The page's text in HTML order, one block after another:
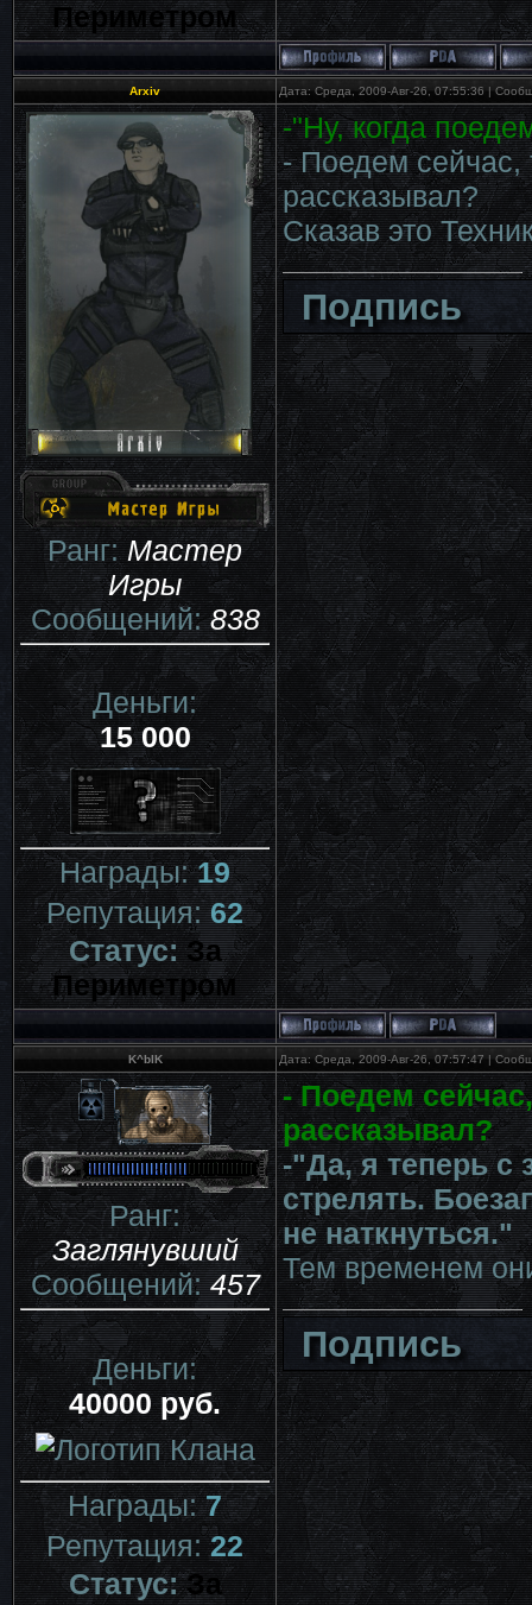
Периметром
Arxiv Дата: Среда, 2009-Авг-26, 07:55:36 |
Ранг:Мастер
Игры
Сообщений:838
Деньги:
15 000
Награды:19
Репутация:62
Статус:За
Периметром
-"Ну, когда
- Поедем сейчас,
рассказывал?
Сказав это
Подпись
K^bIK Дата: Среда, 2009-Авг-26, 07:57:47 |
Ранг:
Заглянувший
Сообщений:457
Деньги:
40000 руб.
Награды:7
Репутация:22
Статус:За
- Поедем
рассказывал?
-"Да, я теперь с
стрелять.
не наткнуться."
Тем временем
Подпись